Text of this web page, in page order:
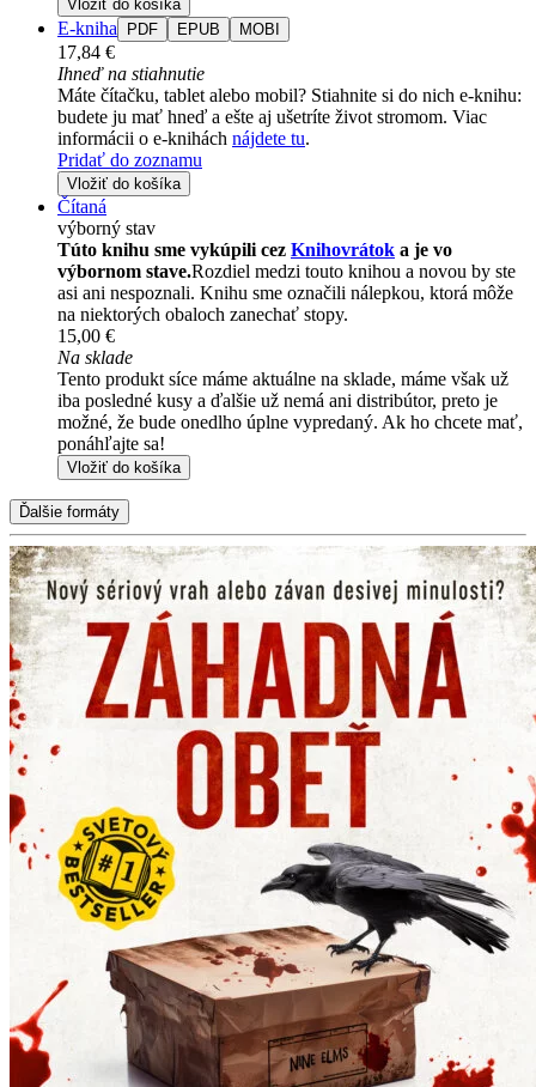
Vložiť do košíka
E-kniha PDF EPUB MOBI
17,84 €
Ihneď na stiahnutie
Máte čítačku, tablet alebo mobil? Stiahnite si do nich e-knihu:
budete ju mať hneď a ešte aj ušetríte život stromom. Viac
informácii o e-knihách nájdete tu.
Pridať do zoznamu
Vložiť do košíka
Čítaná
výborný stav
Túto knihu sme vykúpili cez Knihovrátok a je vo
výbornom stave.Rozdiel medzi touto knihou a novou by ste
asi ani nespoznali. Knihu sme označili nálepkou, ktorá môže
na niektorých obaloch zanechať stopy.
15,00 €
Na sklade
Tento produkt síce máme aktuálne na sklade, máme však už
iba posledné kusy a ďalšie už nemá ani distribútor, preto je
možné, že bude onedlho úplne vypredaný. Ak ho chcete mať,
ponáhľajte sa!
Vložiť do košíka
Ďalšie formáty